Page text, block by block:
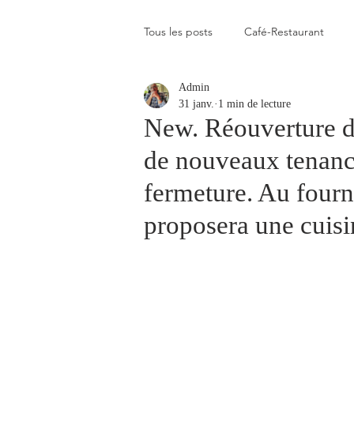
Tous les posts Café-Restaurant
Elevé
Coup de coeur Un flop à vite
Blogs que j'aime visiter
New. Réouverture
de nouveaux
fermeture. Au
proposera une
Admin
31 janv. 1 min de lecture